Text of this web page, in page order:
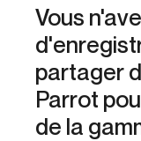
Vous
partager
Parrot
de la